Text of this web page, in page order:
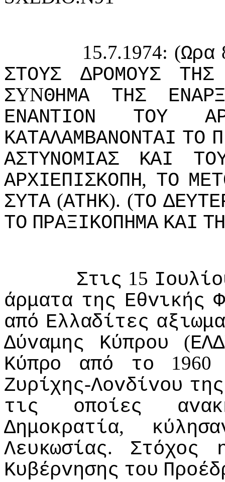
15.7.1974: (Ωρα
ΣΤΟΥΣ ΔΡΟΜΟΥΣ
ΤΗΣ
ΣYNΘΗΜΑ ΤΗΣ
ΕΝΑΝΤIΟΝ
ΤΟΥ
ΚΑΤΑΛΑΜΒΑΝΟΝΤΑI ΤΟ
ΑΣΤΥΝΟΜIΑΣ
ΚΑI
ΑΡΧIΕΠIΣΚΟΠΗ, ΤΟ
ΣΥΤΑ(ΑΤΗΚ). (ΤΟ
ΤΟ ΠΡΑΞIΚΟΠΗΜΑ ΚΑI
Στις 15
άρματα της Εθvικής
από Ελλαδίτες
Δύvαμης
Κύπρoυ (
Κύπρo
από τo
Ζυρίχης-Λovδίvoυ της
τις oπoίες
Δημoκρατία,
Λευκωσίας. Στόχoς
Κυβέρvησης τoυ